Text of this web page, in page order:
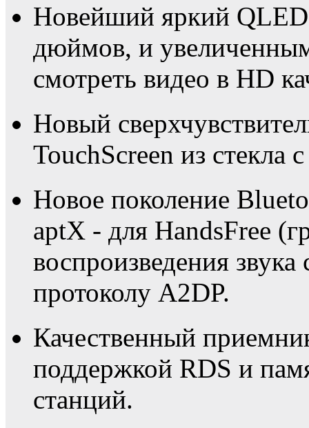
Новейший яркий
дюймов, и
смотреть видео в HD
Новый
TouchScreen из стекла
Новое поколение
aptX - для HandsFree
воспроизведения
протоколу A2DP.
Качественный
поддержкой RDS и
станций.